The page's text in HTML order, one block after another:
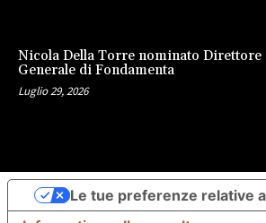
Nicola Della Torre nominato Direttore
Generale di Fondamenta
Luglio 29, 2026
Le tue preferenze relative